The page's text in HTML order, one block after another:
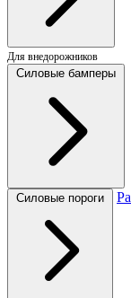
Для внедорожников
Силовые бамперы
Силовые пороги